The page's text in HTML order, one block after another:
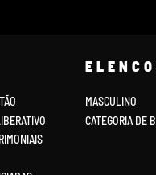
MASCULINO
CATEGORIA DE